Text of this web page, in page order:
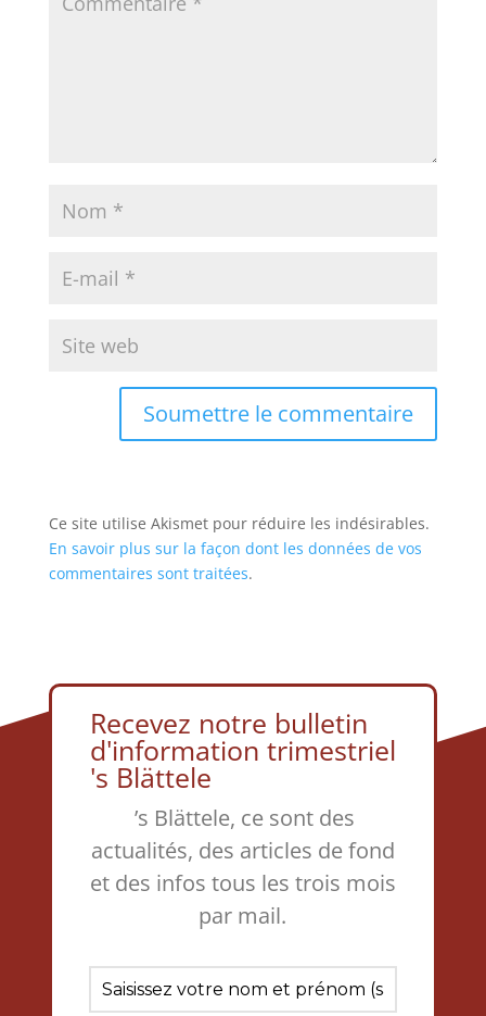
Soumettre le commentaire
Ce site utilise Akismet pour réduire les indésirables.
En savoir plus sur la façon dont les données de vos
commentaires sont traitées.
Recevez notre bulletin
d'information trimestriel
's Blättele
’s Blättele, ce sont des
actualités, des articles de fond
et des infos tous les trois mois
par mail.